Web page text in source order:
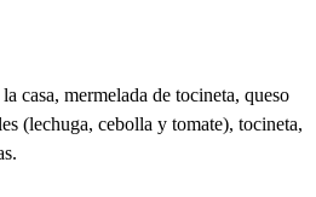
casa, mermelada de tocineta, queso
(lechuga, cebolla y tomate), tocineta,